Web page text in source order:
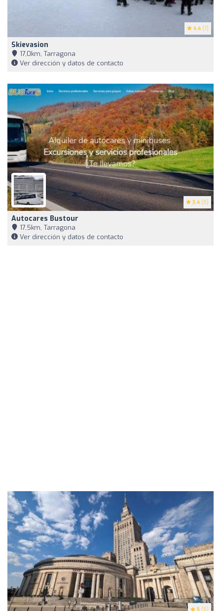
4.4 (7)
Skievasion
17,0km, Tarragona
Ver dirección y datos de contacto
3.4 (5)
Autocares Bustour
17,5km, Tarragona
Ver dirección y datos de contacto
5 (5)